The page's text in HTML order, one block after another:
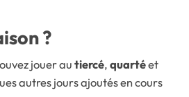
?
jouer autiercé,quartéet
autres jours ajoutés en cours